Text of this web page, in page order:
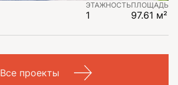
ЭТАЖНОСТЬ
1
ПЛОЩАДЬ
97.61 м²
Все проекты